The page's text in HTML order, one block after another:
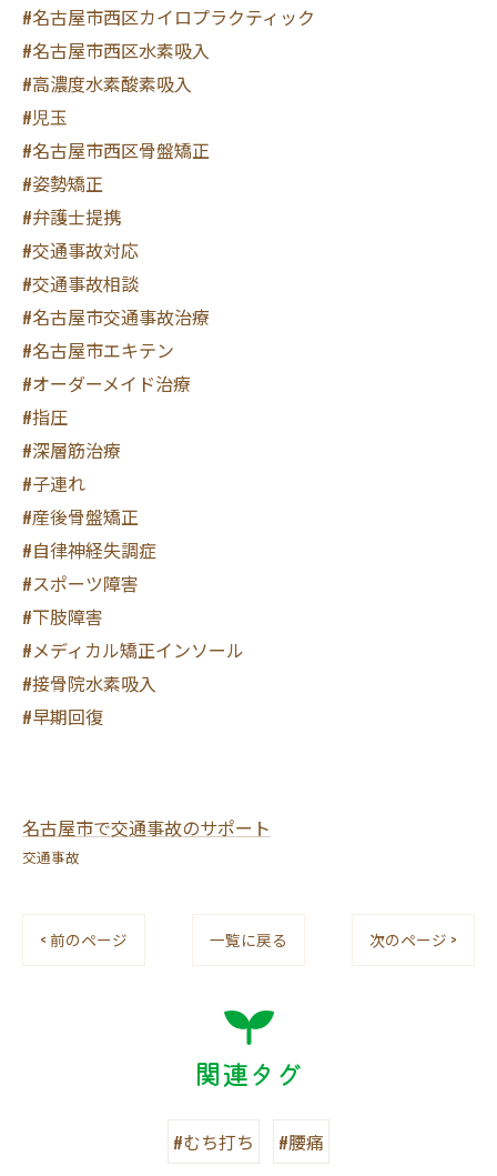
#名古屋市西区カイロプラクティック
#名古屋市西区水素吸入
#高濃度水素酸素吸入
#児玉
#名古屋市西区骨盤矯正
#姿勢矯正
#弁護士提携
#交通事故対応
#交通事故相談
#名古屋市交通事故治療
#名古屋市エキテン
#オーダーメイド治療
#指圧
#深層筋治療
#子連れ
#産後骨盤矯正
#自律神経失調症
#スポーツ障害
#下肢障害
#メディカル矯正インソール
#接骨院水素吸入
#早期回復
名古屋市で交通事故のサポート
交通事故
< 前のページ 一覧に戻る 次のページ >
関連タグ
#むち打ち #腰痛